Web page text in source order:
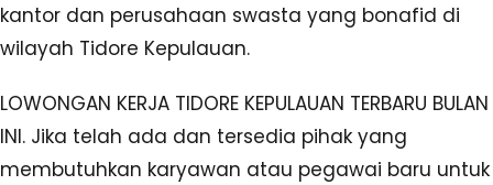
kantor dan perusahaan swasta yang bonafid di
wilayah Tidore Kepulauan.
LOWONGAN KERJA TIDORE KEPULAUAN TERBARU BULAN
INI. Jika telah ada dan tersedia pihak yang
membutuhkan karyawan atau pegawai baru untuk